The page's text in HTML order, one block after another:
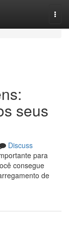
seus
Discuss
para
consegue
de